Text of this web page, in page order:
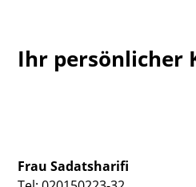
Ihr persönlicher
Frau Sadatsharifi